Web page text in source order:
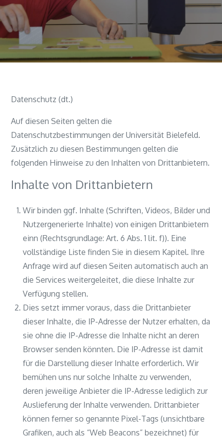
Datenschutz (dt.)
Auf diesen Seiten gelten die
Datenschutzbestimmungen der Universität Bielefeld.
Zusätzlich zu diesen Bestimmungen gelten die
folgenden Hinweise zu den Inhalten von Drittanbietern.
Inhalte von Drittanbietern
Wir binden ggf. Inhalte (Schriften, Videos, Bilder und
Nutzergenerierte Inhalte) von einigen Drittanbietern
einn (Rechtsgrundlage: Art. 6 Abs. 1 lit. f)). Eine
vollständige Liste finden Sie in diesem Kapitel. Ihre
Anfrage wird auf diesen Seiten automatisch auch an
die Services weitergeleitet, die diese Inhalte zur
Verfügung stellen.
Dies setzt immer voraus, dass die Drittanbieter
dieser Inhalte, die IP-Adresse der Nutzer erhalten, da
sie ohne die IP-Adresse die Inhalte nicht an deren
Browser senden könnten. Die IP-Adresse ist damit
für die Darstellung dieser Inhalte erforderlich. Wir
bemühen uns nur solche Inhalte zu verwenden,
deren jeweilige Anbieter die IP-Adresse lediglich zur
Auslieferung der Inhalte verwenden. Drittanbieter
können ferner so genannte Pixel-Tags (unsichtbare
Grafiken, auch als “Web Beacons” bezeichnet) für